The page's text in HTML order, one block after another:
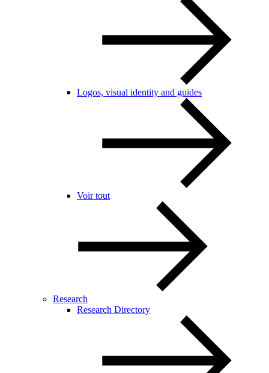
Logos, visual identity and guides
Voir tout
Research
Research Directory